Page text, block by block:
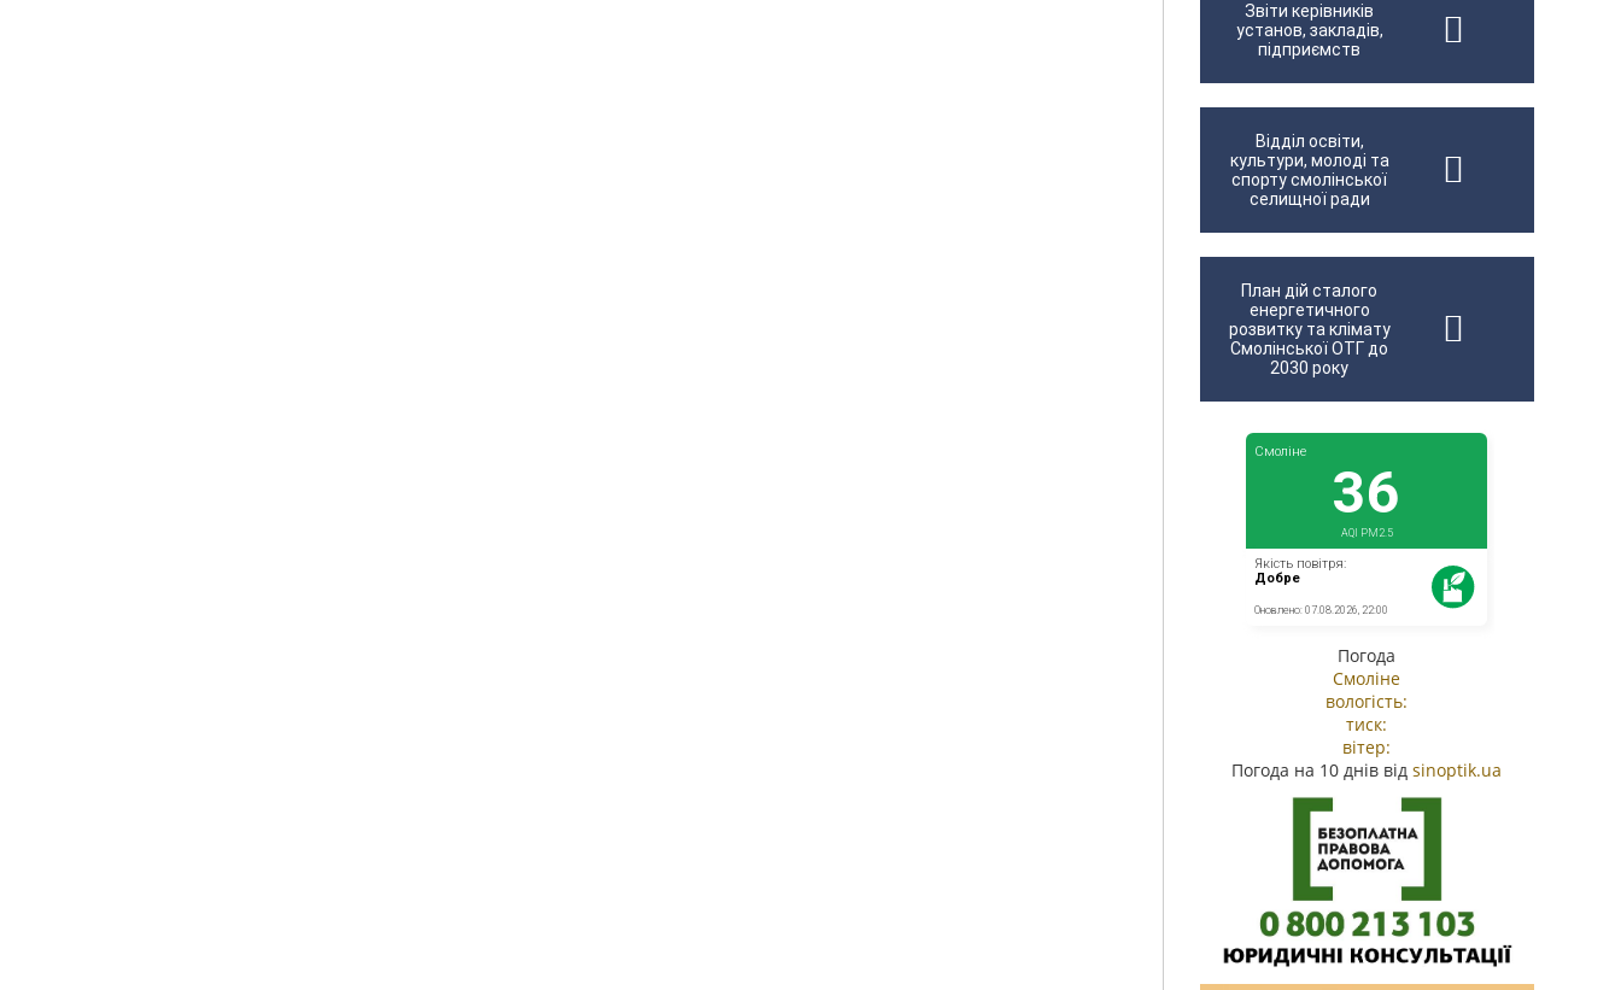
Звіти керівників
установ, закладів,
підприємств
Відділ освіти,
культури, молоді та
спорту смолінської
селищної ради
План дій сталого
енергетичного
розвитку та клімату
Смолінської ОТГ до
2030 року
Погода
Смоліне
вологість:
тиск:
вітер:
Погода на 10 днів відsinoptik.ua